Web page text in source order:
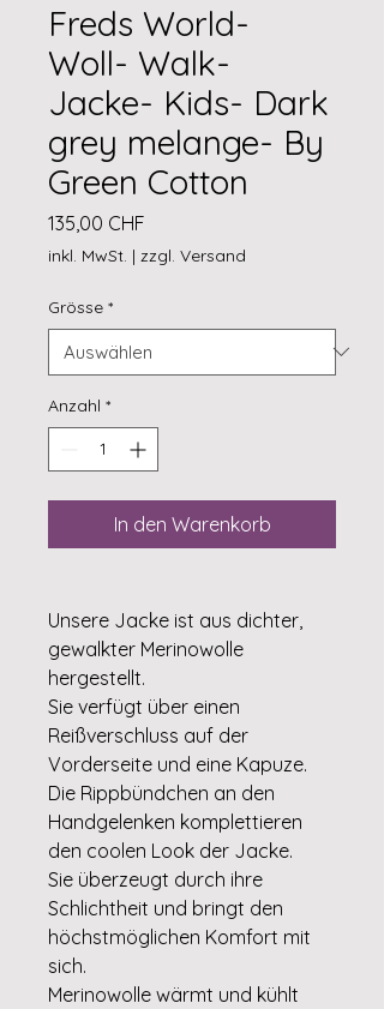
Freds World-
Woll- Walk-
Jacke- Kids- Dark
grey melange- By
Green Cotton
135,00 CHF
inkl. MwSt. | zzgl. Versand
Grösse *
Anzahl *
In den Warenkorb
Unsere Jacke ist aus dichter,
gewalkter Merinowolle
hergestellt.
Sie verfügt über einen
Reißverschluss auf der
Vorderseite und eine Kapuze.
Die Rippbündchen an den
Handgelenken komplettieren
den coolen Look der Jacke.
Sie überzeugt durch ihre
Schlichtheit und bringt den
höchstmöglichen Komfort mit
sich.
Merinowolle wärmt und kühlt